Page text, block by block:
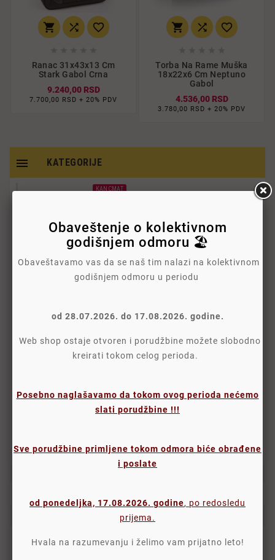
  
Ranac 31x43x13 Cm
Stark Gabol Crna
9.240,00 RSD
7.700,00 RSD + 20% PDV
  
Torba Na Rame Muška
18x22x6 Cm Neptuno
Gabol
4.536,00 RSD
3.780,00 RSD + 20% PDV
KATEGORIJE

KANCMAT

Tehnika
TV 
Mašine za uništavanje dokumenata, papira
Bela tehnika 
BLOG OPH
Obaveštenje o kolektivnom
godišnjem odmoru 🏖️
Obaveštavamo vas da se naš tim nalazi na kolektivnom
godišnjem odmoru u periodu
od 28.07.2026. do 17.08.2026. godine.
Web shop ostaje otvoren i porudžbine možete slobodno
kreirati tokom celog perioda.
Posebno naglašavamo da tokom ovog perioda nećemo
slati porudžbine !!!
Sve porudžbine primljene tokom odmora biće obrađene
i poslate
od ponedeljka, 17.08.2026. godine, po redosledu
prijema.
Hvala na razumevanju i želimo vam prijatno leto!